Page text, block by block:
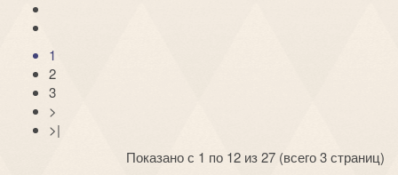
1
2
3
>
>|
Показано с 1 по 12 из 27 (всего 3 страниц)